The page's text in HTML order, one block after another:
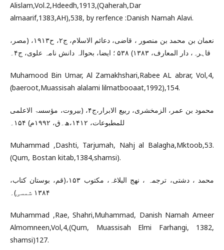
Alislam,Vol.2,Hdeedh,1913,(Qaherah,Dar
almaarif,1383,AH),538, by rerfence :Danish Namah Alavi.
نعمان بن محمد بن منصور ، قاضی، دعائم الاسلام، ج۲، ح۱۹۱۳، (مصر،
قاہرہ، دار المعارف، ۱۳۸۳) ۵۳۸ ؛ ایضا، بحوالہ دانش نامہ علوی، ج۴۔
Muhamood Bin Umar, Al Zamakhshari,Rabee AL abrar, Vol,4,
(baeroot,Muassisah alalami lilmatbooaat,1992),154.
محمود بن عمر، الزمخشری، ربیع الابرار،ج۴، (بیروت، مؤسسۃ الاعلمی
للمطبوعات، ۱۴۱۲،ھ۔ق، ۱۹۹۲م) ۱۵۴۔
Muhammad ,Dashti, Tarjumah, Nahj al Balagha,Mktoob,53.
(Qum, Bostan kitab,1384,shamsi).
محمد ، دشتی، ترجمہ ، نھج البلاغہ، مکتوب ۱۵۳،(قم، بوستان کتاب،
۱۳۸۴ شمسی)۔
Muhammad ,Rae, Shahri,Muhammad, Danish Namah Ameer
Almomneen,Vol,4,(Qum, Muassisah Elmi Farhangi, 1382,
shamsi)127.